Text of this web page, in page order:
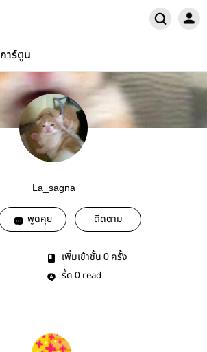
การ์ตูน
La_sagna
พูดคุย ติดตาม
เพิ่มเข้าชั้น 0 ครั้ง
รี้ด 0 read